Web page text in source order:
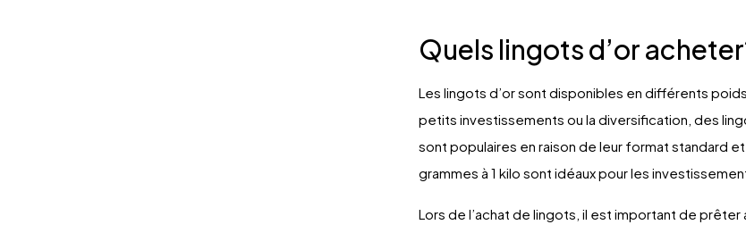
Quels lingots d’or
Les lingots d’or sont disponibles en différents
petits investissements ou la diversification, des
sont populaires en raison de leur format standard
grammes à 1 kilo sont idéaux pour les
Lors de l’achat de lingots, il est important de prêter